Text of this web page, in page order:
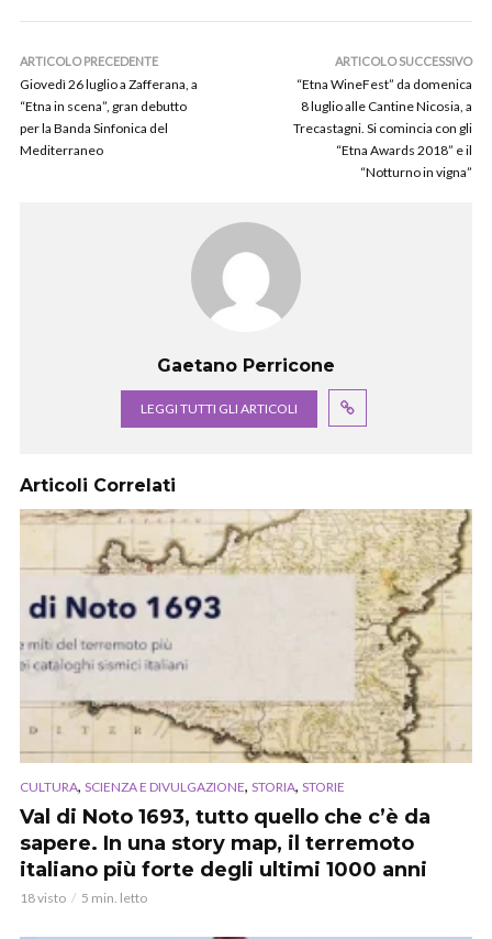
ARTICOLO PRECEDENTE
Giovedì 26 luglio a Zafferana, a
“Etna in scena”, gran debutto
per la Banda Sinfonica del
Mediterraneo
ARTICOLO SUCCESSIVO
“Etna WineFest” da domenica
8 luglio alle Cantine Nicosia, a
Trecastagni. Si comincia con gli
“Etna Awards 2018” e il
“Notturno in vigna”
Gaetano Perricone
LEGGI TUTTI GLI ARTICOLI
Articoli Correlati
CULTURA, SCIENZA E DIVULGAZIONE, STORIA, STORIE
Val di Noto 1693, tutto quello che c’è da
sapere. In una story map, il terremoto
italiano più forte degli ultimi 1000 anni
18 visto 5 min. letto